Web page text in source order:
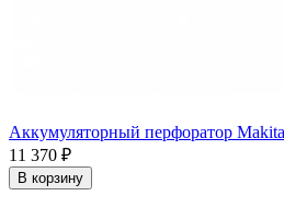
Аккумуляторный перфоратор
11 370 ₽
В корзину